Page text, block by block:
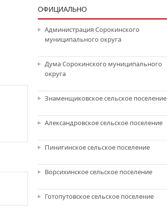
ОФИЦИАЛЬНО
Администрация Сорокинского
муниципального округа
Дума Сорокинского муниципального
округа
Знаменщиковское сельское поселение
Александровское сельское поселение
Пинигинское сельское поселение
Ворсихинское сельское поселение
Готопутовское сельское поселение